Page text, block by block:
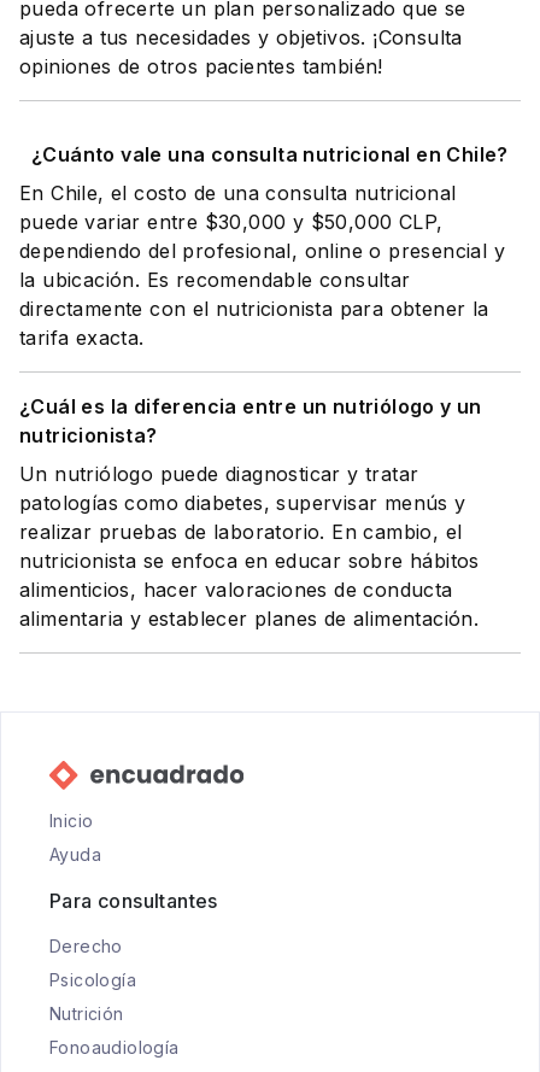
pueda ofrecerte un plan personalizado que se
ajuste a tus necesidades y objetivos. ¡Consulta
opiniones de otros pacientes también!
¿Cuánto vale una consulta nutricional en Chile?
En Chile, el costo de una consulta nutricional
puede variar entre $30,000 y $50,000 CLP,
dependiendo del profesional, online o presencial y
la ubicación. Es recomendable consultar
directamente con el nutricionista para obtener la
tarifa exacta.
¿Cuál es la diferencia entre un nutriólogo y un
nutricionista?
Un nutriólogo puede diagnosticar y tratar
patologías como diabetes, supervisar menús y
realizar pruebas de laboratorio. En cambio, el
nutricionista se enfoca en educar sobre hábitos
alimenticios, hacer valoraciones de conducta
alimentaria y establecer planes de alimentación.
Inicio
Ayuda
Para consultantes
Derecho
Psicología
Nutrición
Fonoaudiología